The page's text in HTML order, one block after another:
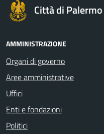
Città di Palermo
AMMINISTRAZIONE
Organi di governo
Aree amministrative
Uffici
Enti e fondazioni
Politici